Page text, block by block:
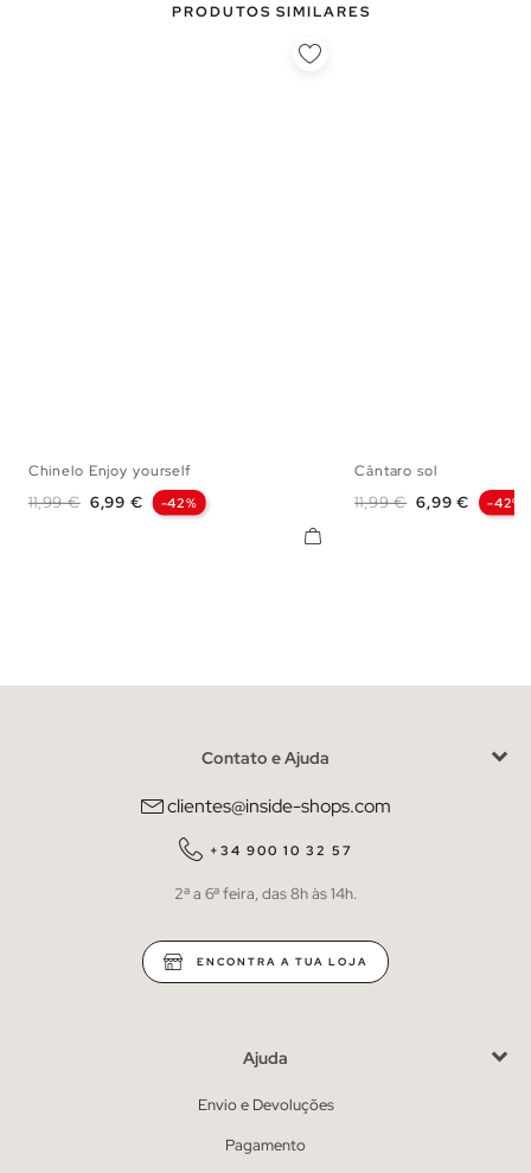
PRODUTOS SIMILARES
S
Chinelo Enjoy yourself
Preço normal
11,99 € Preço
6,99 € -42%
Cântaro sol
Preço normal
11,99 € Preço
6,99 € -42%
Contato e Ajuda
clientes@inside-shops.com
+34 900 10 32 57
2ª a 6ª feira, das 8h às 14h.
ENCONTRA A TUA LOJA
Ajuda
Envio e Devoluções
Pagamento